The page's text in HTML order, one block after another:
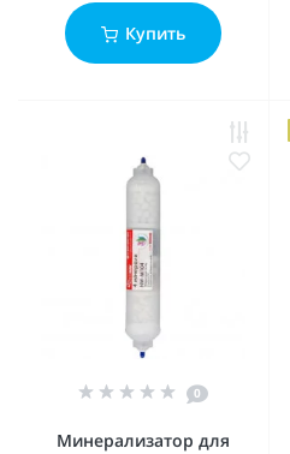
Купить
0
Минерализатор для